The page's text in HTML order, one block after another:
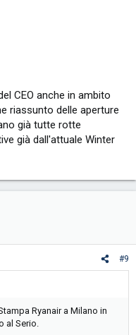
CEO anche in ambito
riassunto delle aperture
già tutte rotte
già dall'attuale Winter
#9
Ryanair a Milano in
al Serio.